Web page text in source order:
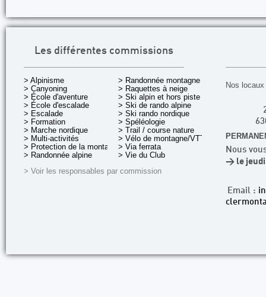
Les différentes commissions
> Alpinisme
> Canyoning
> École d'aventure
> École d'escalade
> Escalade
> Formation
> Marche nordique
> Multi-activités
> Protection de la montagne
> Randonnée alpine
> Randonnée montagne
> Raquettes à neige
> Ski alpin et hors piste
> Ski de rando alpine
> Ski rando nordique
> Spéléologie
> Trail / course nature
> Vélo de montagne/VTT
> Via ferrata
> Vie du Club
> Voir les responsables par commission
Nos
Nous
> le jeudi
Email :